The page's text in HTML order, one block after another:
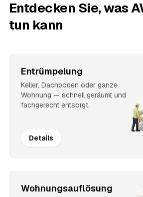
Entdecken Sie, was
tun kann
Entrümpelung
Keller, Dachboden oder ganze
Wohnung — schnell geräumt und
fachgerecht entsorgt.
Details
Wohnungsauflösung